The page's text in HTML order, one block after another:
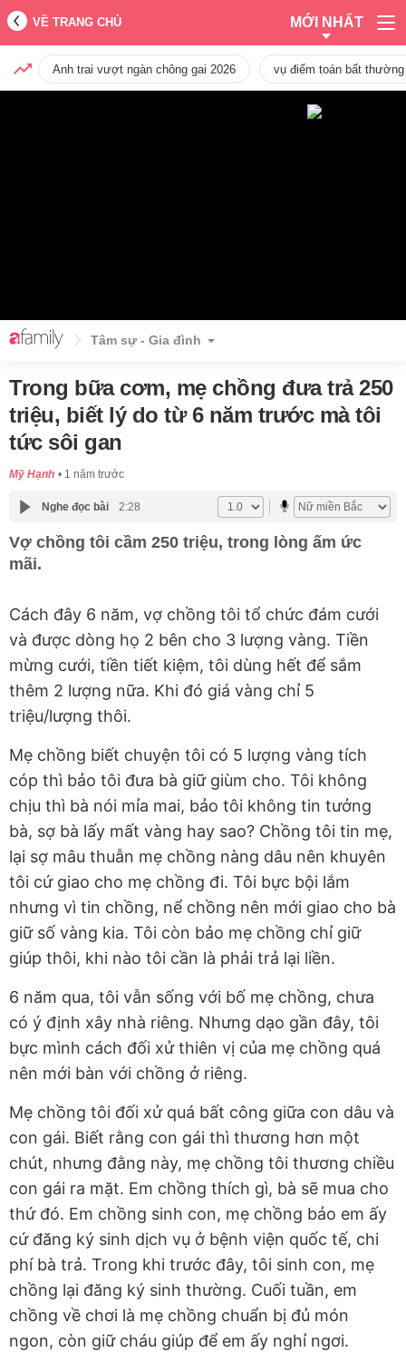
VỀ TRANG CHỦ MỚI NHẤT
Anh trai vượt ngàn chông gai 2026 vụ điểm toán bất
Tâm sự - Gia đình
Trong bữa cơm, mẹ chồng đưa trả 250
triệu, biết lý do từ 6 năm trước mà tôi
tức sôi gan
Mỹ Hạnh 1 năm trước
Nghe đọc bài 2:28
Vợ chồng tôi cầm 250 triệu, trong lòng ấm ức
mãi.
Cách đây 6 năm, vợ chồng tôi tổ chức đám cưới
và được dòng họ 2 bên cho 3 lượng vàng. Tiền
mừng cưới, tiền tiết kiệm, tôi dùng hết để sắm
thêm 2 lượng nữa. Khi đó giá vàng chỉ 5
triệu/lượng thôi.
Mẹ chồng biết chuyện tôi có 5 lượng vàng tích
cóp thì bảo tôi đưa bà giữ giùm cho. Tôi không
chịu thì bà nói mỉa mai, bảo tôi không tin tưởng
bà, sợ bà lấy mất vàng hay sao? Chồng tôi tin mẹ,
lại sợ mâu thuẫn mẹ chồng nàng dâu nên khuyên
tôi cứ giao cho mẹ chồng đi. Tôi bực bội lắm
nhưng vì tin chồng, nể chồng nên mới giao cho bà
giữ số vàng kia. Tôi còn bảo mẹ chồng chỉ giữ
giúp thôi, khi nào tôi cần là phải trả lại liền.
6 năm qua, tôi vẫn sống với bố mẹ chồng, chưa
có ý định xây nhà riêng. Nhưng dạo gần đây, tôi
bực mình cách đối xử thiên vị của mẹ chồng quá
nên mới bàn với chồng ở riêng.
Mẹ chồng tôi đối xử quá bất công giữa con dâu và
con gái. Biết rằng con gái thì thương hơn một
chút, nhưng đằng này, mẹ chồng tôi thương chiều
con gái ra mặt. Em chồng thích gì, bà sẽ mua cho
thứ đó. Em chồng sinh con, mẹ chồng bảo em ấy
cứ đăng ký sinh dịch vụ ở bệnh viện quốc tế, chi
phí bà trả. Trong khi trước đây, tôi sinh con, mẹ
chồng lại đăng ký sinh thường. Cuối tuần, em
chồng về chơi là mẹ chồng chuẩn bị đủ món
ngon, còn giữ cháu giúp để em ấy nghỉ ngơi.